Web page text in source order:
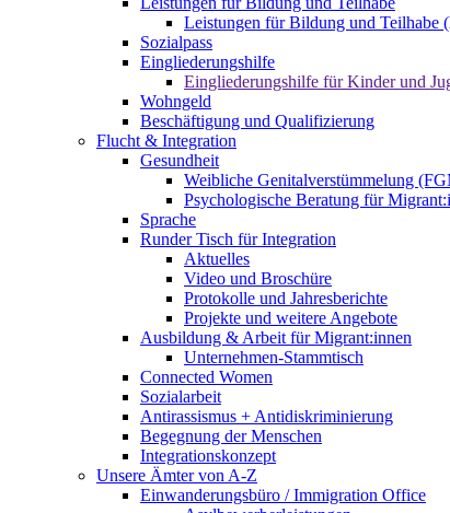
Leistungen für Bildung und Teilhabe
Sozialpass
Eingliederungshilfe
Eingliederungshilfe für Kinder und
Wohngeld
Beschäftigung und Qualifizierung
Flucht & Integration
Gesundheit
Weibliche Genitalverstümmelung
Psychologische Beratung für
Sprache
Runder Tisch für Integration
Aktuelles
Video und Broschüre
Protokolle und Jahresberichte
Projekte und weitere Angebote
Ausbildung & Arbeit für Migrant:innen
Unternehmen-Stammtisch
Connected Women
Sozialarbeit
Antirassismus + Antidiskriminierung
Begegnung der Menschen
Integrationskonzept
Unsere Ämter von A-Z
Einwanderungsbüro / Immigration Office